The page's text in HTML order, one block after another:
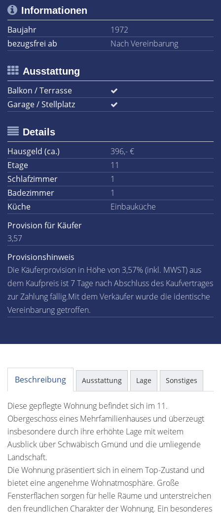
Informationen
Baujahr
1972
bezugsfrei ab
Nach Vereinbarung
Ausstattung
Balkon / Terrasse
Garage / Stellplatz
Details
Hausgeld (ca.)
396,- €
Etage
11
Schlafzimmer
1
Badezimmer
1
Küche
Einbauküche
Provision für Käufer
3,57
Provisionshinweis
Die Käuferprovision in Höhe von 3,57% (inkl. MWST) aus
dem Kaufpreis ist 7 Tage nach Abschluss des Kaufvertrages
zur Zahlung fällig.Mit dem Verkäufer wurde die identische
Vereinbarung getroffen.
Beschreibung Ausstattung Lage Sonstiges
Diese gepflegte Wohnung befindet sich im 11.
Obergeschoss eines Mehrfamilienhauses und überzeugt
insbesondere durch ihre erhöhte Lage mit weitem
Ausblick über Schwäbisch Gmünd und die umliegende
Landschaft.
Die Wohnung präsentiert sich in einem Top-Zustand und
bietet eine angenehme Wohnatmosphäre. Große
Fensterflächen sorgen für helle Räume und unterstreichen
den freundlichen Charakter der Wohnung. Ein besonderes